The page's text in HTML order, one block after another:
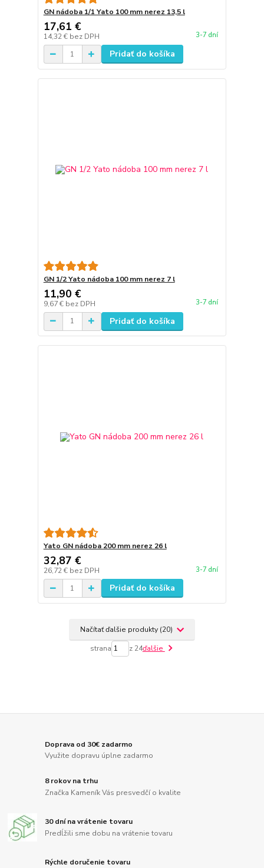
GN nádoba 1/1 Yato 100 mm nerez 13,5 l
17,61 €
14,32 € bez DPH 3-7 dní
Pridať do košíka
GN 1/2 Yato nádoba 100 mm nerez 7 l
11,90 €
9,67 € bez DPH 3-7 dní
Pridať do košíka
Yato GN nádoba 200 mm nerez 26 l
32,87 €
26,72 € bez DPH 3-7 dní
Pridať do košíka
Načítať ďalšie produkty (20)
strana z 24ďalšie
Doprava od 30€ zadarmo
Využite dopravu úplne zadarmo
8 rokov na trhu
Značka Kameník Vás presvedčí o kvalite
30 dní na vrátenie tovaru
Predĺžili sme dobu na vrátenie tovaru
Rýchle doručenie tovaru